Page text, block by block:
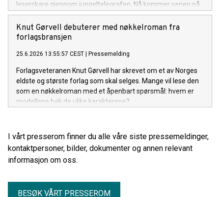
leserskare gjennom jungeltelegrafen. Nå kommer serien på
norsk før den britiske utgivelsen.
Knut Gørvell debuterer med nøkkelroman fra
forlagsbransjen
25.6.2026 13:55:57 CEST Pressemelding
Forlagsveteranen Knut Gørvell har skrevet om et av Norges
eldste og største forlag som skal selges. Mange vil lese den
som en nøkkelroman med et åpenbart spørsmål: hvem er
modellene bak de ulike karakterene?
I vårt presserom finner du alle våre siste pressemeldinger,
kontaktpersoner, bilder, dokumenter og annen relevant
informasjon om oss.
BESØK VÅRT PRESSEROM